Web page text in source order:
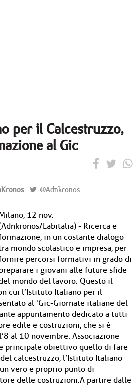
per il Calcestruzzo,
al Gic
@Adnkronos
Milano, 12 nov.
Labitalia) - Ricerca e
in un costante dialogo
mondo scolastico e impresa, per
percorsi formativi in grado di
preparare i giovani alle future sfide
mondo del lavoro. Questo il
cui l’Istituto Italiano per il
al 'Gic-Giornate italiane del
appuntamento dedicato a tutti
edile e costruzioni, che si è
al 10 novembre. Associazione
principale obiettivo quello di fare
calcestruzzo, l’Istituto Italiano
vero e proprio punto di
delle costruzioni.A partire dalle